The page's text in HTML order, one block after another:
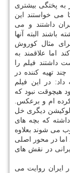
به پختگی بیشتری
می خواستند این
داشتند و می
باشند البته آنها
مثال كوروش
اما علاقمند به
داشتند فیلم را
تهیه كننده در
داد: در این فیلم
هیچوقت نبود كه
ام و برعكس.
دیگری خل
كه بچه های
می شوند بعلاوه
اما در محور اصلی
در نقش های
ایران روایت می